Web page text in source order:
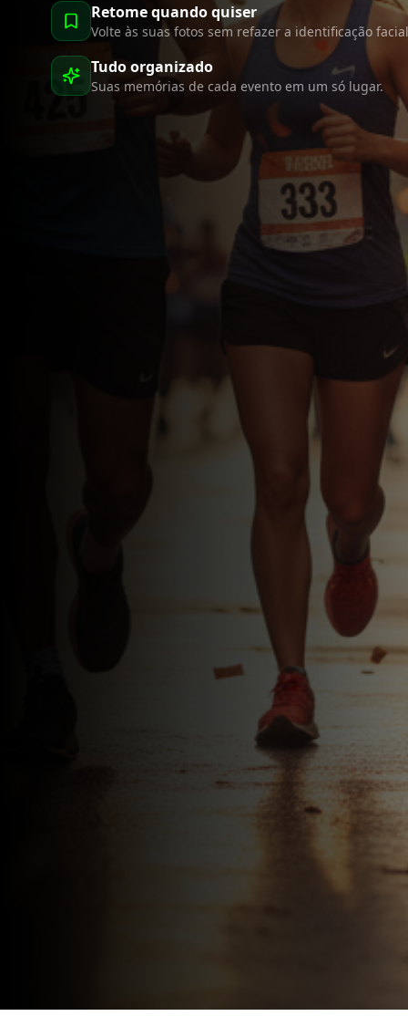
Retome quando quiser
Volte às suas fotos sem refazer a identificação
Tudo organizado
Suas memórias de cada evento em um só lugar.